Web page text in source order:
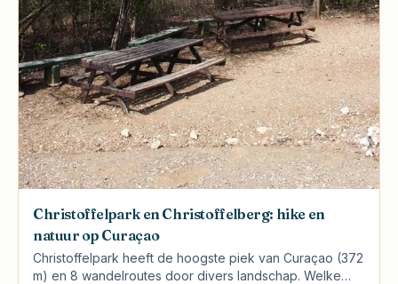
Christoffelpark en Christoffelberg: hike en
natuur op Curaçao
Christoffelpark heeft de hoogste piek van Curaçao (372
m) en 8 wandelroutes door divers landschap. Welke